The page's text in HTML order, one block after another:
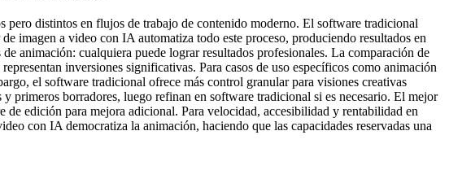
distintos en flujos de trabajo de contenido moderno. El software tradicional
imagen a video con IA automatiza todo este proceso, produciendo resultados en
animación: cualquiera puede lograr resultados profesionales. La comparación de
inversiones significativas. Para casos de uso específicos como animación
el software tradicional ofrece más control granular para visiones creativas
primeros borradores, luego refinan en software tradicional si es necesario. El mejor
edición para mejora adicional. Para velocidad, accesibilidad y rentabilidad en
con IA democratiza la animación, haciendo que las capacidades reservadas una